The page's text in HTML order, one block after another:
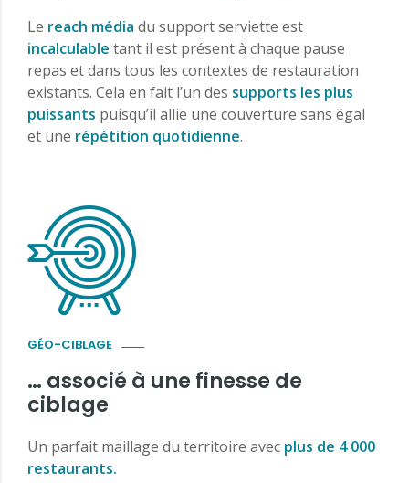
Le reach média du support serviette est
incalculable tant il est présent à chaque pause
repas et dans tous les contextes de restauration
existants. Cela en fait l’un des supports les plus
puissants puisqu’il allie une couverture sans égal
et une répétition quotidienne.
GÉO-CIBLAGE
… associé à une finesse de
ciblage
Un parfait maillage du territoire avec plus de 4 000
restaurants.